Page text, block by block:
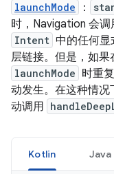
launchMode ：
时，Navigation 会调
Intent 中的任何显
层链接。但是，如果
launchMode 时重
动发生。在这种情况
动调用
Kotlin Java